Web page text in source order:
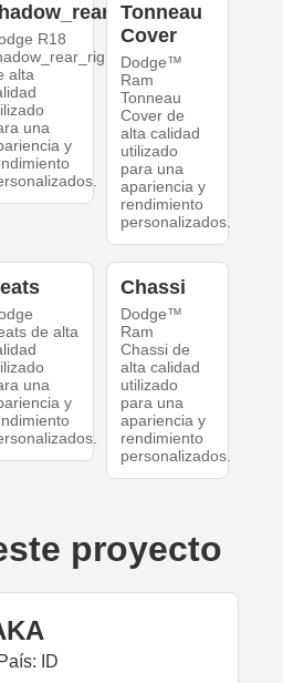
R18
alta
una
y
Tonneau
Cover
Dodge™
Ram
Tonneau
Cover de
alta calidad
utilizado
para una
apariencia y
rendimiento
personalizados.
de alta
una
y
Chassi
Dodge™
Ram
Chassi de
alta calidad
utilizado
para una
apariencia y
rendimiento
personalizados.
proyecto
País: ID